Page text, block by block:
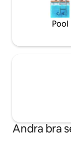
Pool
Andra bra